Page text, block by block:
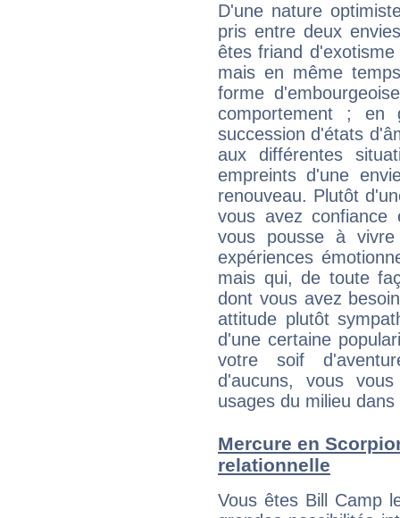
D'une nature
pris entre deux
êtes friand
mais en même
forme
comportement ; en
succession d'états
aux différentes
empreints d'une
renouveau. Plutôt
vous avez
vous pousse à
expériences
mais qui, de toute
dont vous avez
attitude plutôt
d'une certaine
votre soif
d'aucuns, vous
usages du milieu
Mercure en
relationnelle
Vous êtes Bill Camp